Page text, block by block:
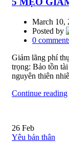
March 10,
Posted by
0
Giảm lãng phí
trọng: Bảo tồn
nguyên thiên
Continue reading
26 Feb
Yêu bản thân